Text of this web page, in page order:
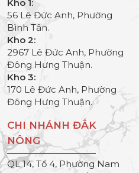
Kho 1:
56 Lê Đức Anh, Phường
Bình Tân.
Kho 2:
2967 Lê Đức Anh, Phường
Đông Hưng Thuận.
Kho 3:
170 Lê Đức Anh, Phường
Đông Hưng Thuận.
CHI NHÁNH ĐẮK
NÔNG
QL 14, Tổ 4, Phường Nam